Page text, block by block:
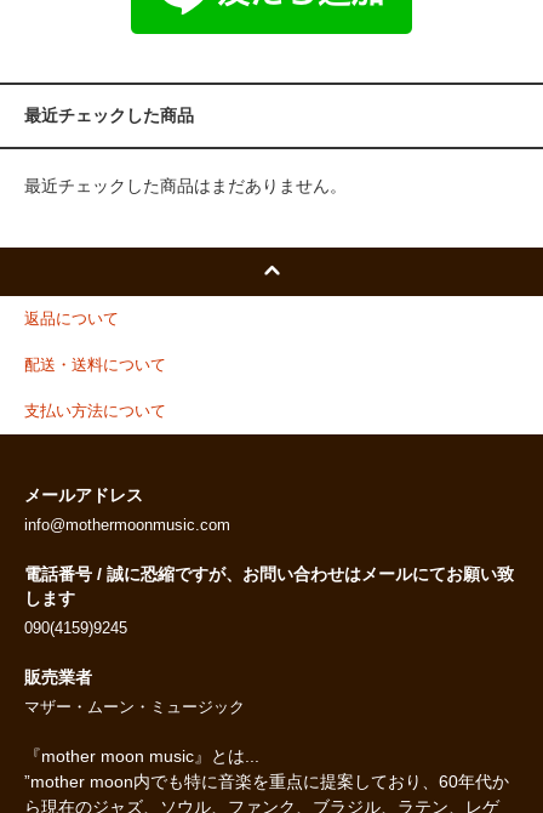
最近チェックした商品
最近チェックした商品はまだありません。
返品について
配送・送料について
支払い方法について
メールアドレス
info@mothermoonmusic.com
電話番号 / 誠に恐縮ですが、お問い合わせはメールにてお願い致
します
090(4159)9245
販売業者
マザー・ムーン・ミュージック
『mother moon music』とは...
”mother moon内でも特に音楽を重点に提案しており、60年代か
ら現在のジャズ、ソウル、ファンク、ブラジル、ラテン、レゲ